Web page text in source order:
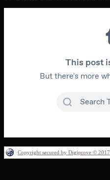
Copyright secured by Digiprove © 2017